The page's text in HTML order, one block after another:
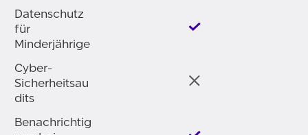
Datenschutz
für
Minderjährige
Cyber-
Sicherheitsau
dits
Benachrichtig